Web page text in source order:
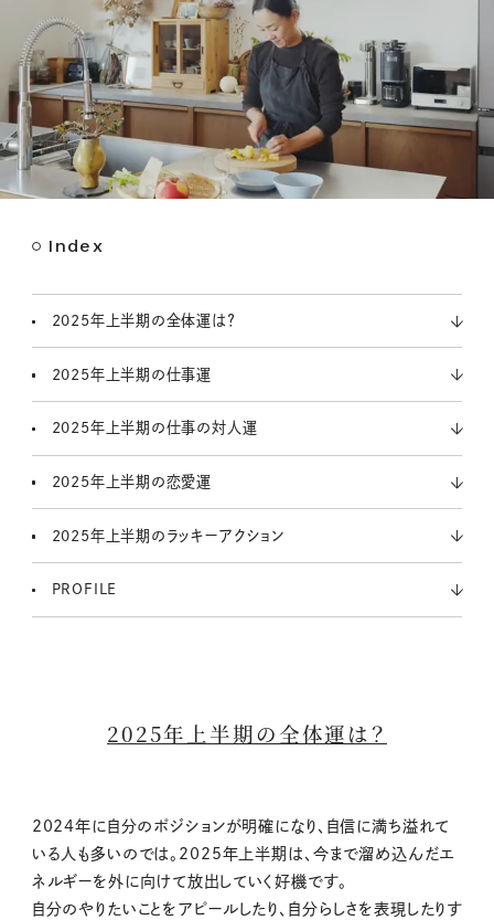
Index
2025年上半期の全体運は？
2025年上半期の仕事運
2025年上半期の仕事の対人運
2025年上半期の恋愛運
2025年上半期のラッキーアクション
PROFILE
2025年上半期の全体運は？
2024年に自分のポジションが明確になり、自信に満ち溢れて
いる人も多いのでは。2025年上半期は、今まで溜め込んだエ
ネルギーを外に向けて放出していく好機です。
自分のやりたいことをアピールしたり、自分らしさを表現したりす